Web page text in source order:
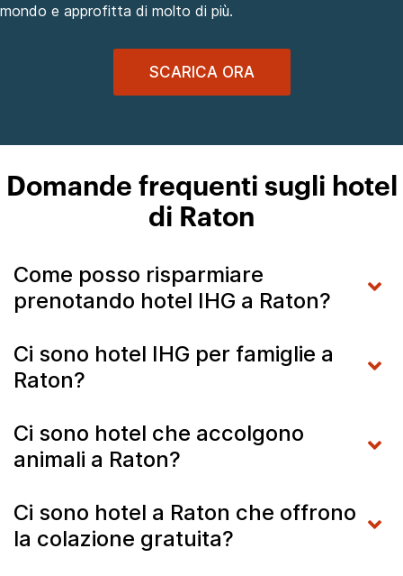
mondo e approfitta di molto di più.
SCARICA ORA
Domande frequenti sugli hotel
di Raton
Come posso risparmiare
prenotando hotel IHG a Raton?
Ci sono hotel IHG per famiglie a
Raton?
Ci sono hotel che accolgono
animali a Raton?
Ci sono hotel a Raton che offrono
la colazione gratuita?